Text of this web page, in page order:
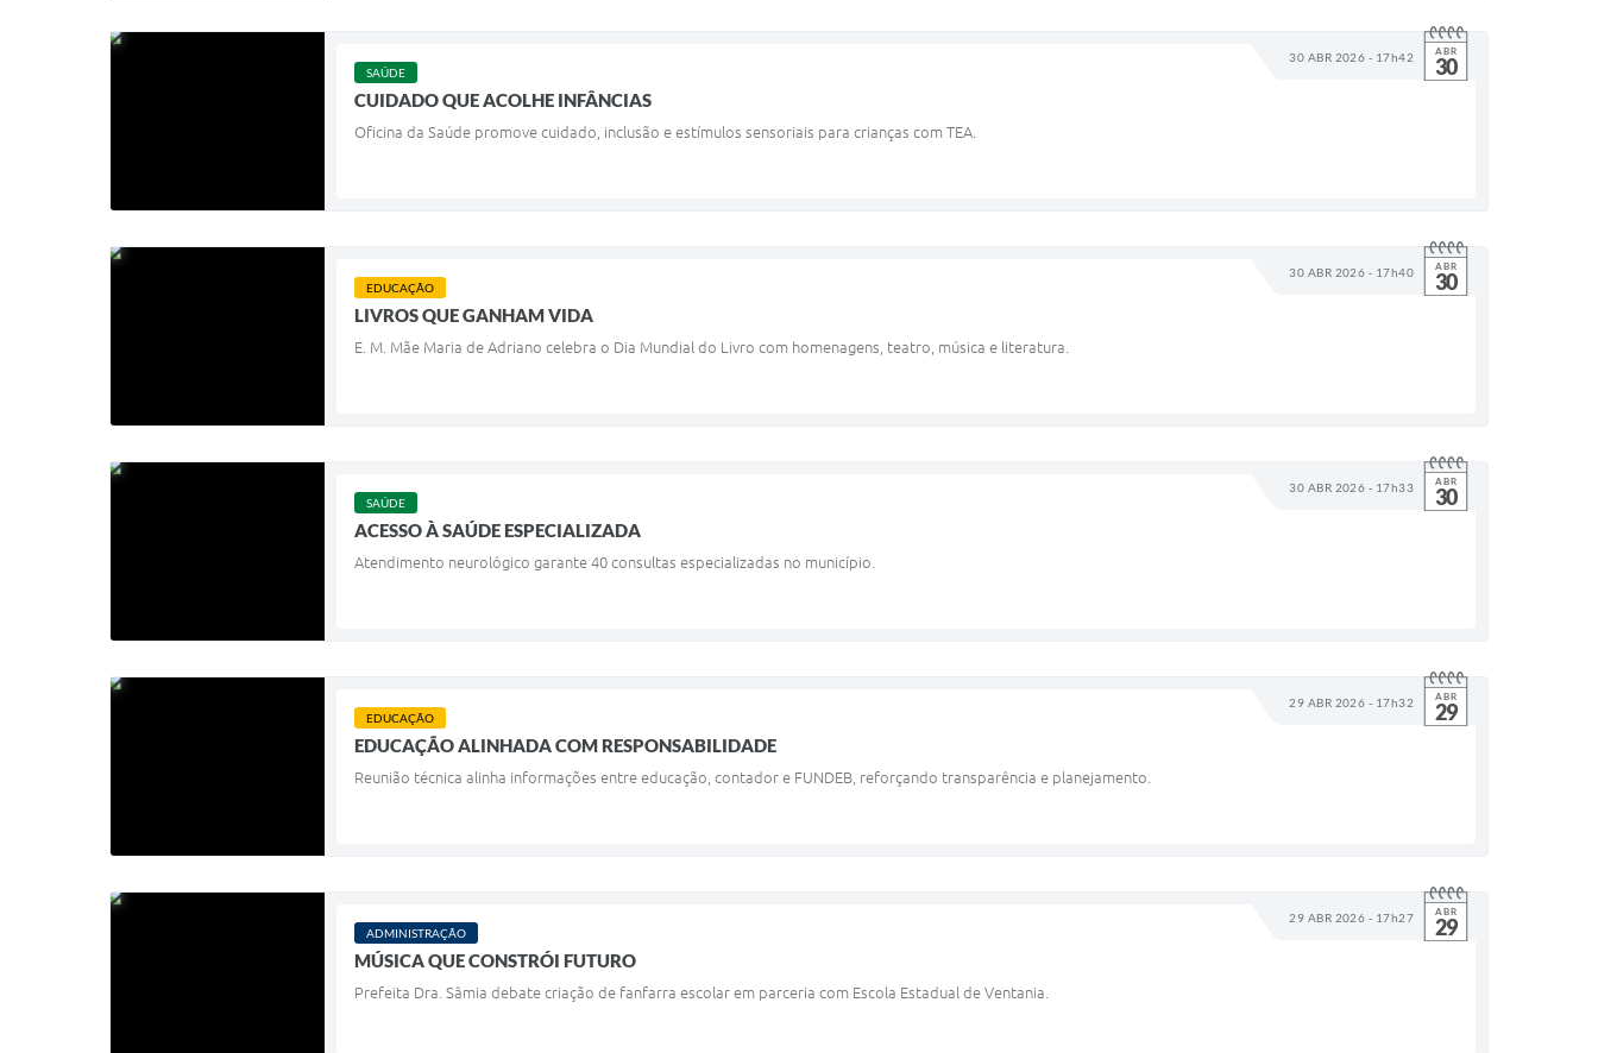
30 ABR 2026 - 17h42 ABR
30
SAÚDE
CUIDADO QUE ACOLHE INFÂNCIAS
Oficina da Saúde promove cuidado, inclusão e estímulos sensoriais para crianças com TEA.
30 ABR 2026 - 17h40 ABR
30
EDUCAÇÃO
LIVROS QUE GANHAM VIDA
E. M. Mãe Maria de Adriano celebra o Dia Mundial do Livro com homenagens, teatro, música e literatura.
30 ABR 2026 - 17h33 ABR
30
SAÚDE
ACESSO À SAÚDE ESPECIALIZADA
Atendimento neurológico garante 40 consultas especializadas no município.
29 ABR 2026 - 17h32 ABR
29
EDUCAÇÃO
EDUCAÇÃO ALINHADA COM RESPONSABILIDADE
Reunião técnica alinha informações entre educação, contador e FUNDEB, reforçando transparência e planejamento.
29 ABR 2026 - 17h27 ABR
29
ADMINISTRAÇÃO
MÚSICA QUE CONSTRÓI FUTURO
Prefeita Dra. Sâmia debate criação de fanfarra escolar em parceria com Escola Estadual de Ventania.